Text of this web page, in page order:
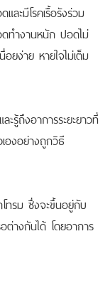
ละมีโรคเรื้อรังร่วม
ทำงานหนัก ปอดไม่
ยง่าย หายใจไม่เต็ม
รู้ถึงอาการระยะยาวที่
องอย่างถูกวิธี
ทรม ซึ่งจะขึ้นอยู่กับ
ต่างกันได้ โดยอาการ